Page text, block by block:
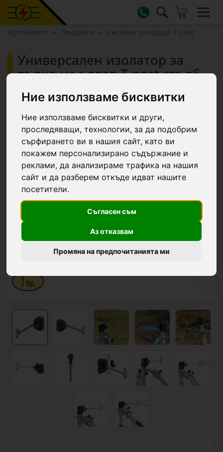
Ние използваме бисквитки
Ние използваме бисквитки и други,
проследяващи, технологии, за да подобрим
сърфирането ви в нашия сайт, като ви
покажем персонализирано съдържание и
реклами, да анализираме трафика на нашия
сайт и да разберем откъде идват нашите
посетители.
Съгласен съм
Аз отказвам
Промяна на предпочитанията ми
Agro Electro Продукти Система за ограда T-post
Универсален изолатор за
върха на ъглов T-post стълб.